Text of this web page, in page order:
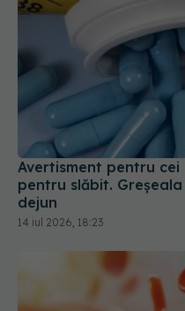
Avertisment pentru
pentru slăbit.
dejun
14 iul 2026, 18:23